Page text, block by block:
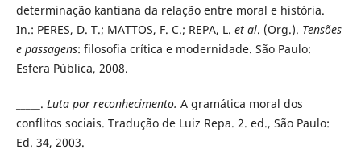
determinação kantiana da relação entre moral e história.
In.: PERES, D. T.; MATTOS, F. C.; REPA, L. et al. (Org.). Tensões
e passagens: filosofia crítica e modernidade. São Paulo:
Esfera Pública, 2008.
_____. Luta por reconhecimento. A gramática moral dos
conflitos sociais. Tradução de Luiz Repa. 2. ed., São Paulo:
Ed. 34, 2003.